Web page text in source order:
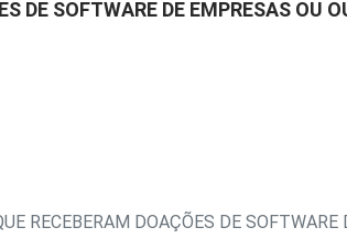
DE SOFTWARE DE EMPRESAS OU
RECEBERAM DOAÇÕES DE